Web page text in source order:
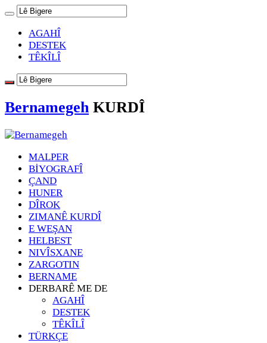
AGAHÎ
DESTEK
TÊKÎLÎ
Bernamegeh KURDÎ
MALPER
BİYOGRAFÎ
ÇAND
HUNER
DÎROK
ZIMANÊ KURDÎ
E WEŞAN
HELBEST
NIVÎSXANE
ZARGOTIN
BERNAME
DERBARÊ ME DE
AGAHÎ
DESTEK
TÊKÎLÎ
TÜRKÇE